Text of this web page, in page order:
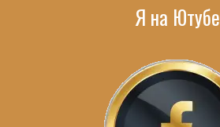
Я на Ютубе